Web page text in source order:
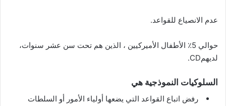
عدم الانصياع للقواعد.
حوالي 5٪ الأطفال الأميركيين ، الذين هم تحت سن عشر سنوات،
لديهمCD.
السلوكيات النموذجية هي
رفض اتباع القواعد التي يضعها أولياء الأمور أو السلطات